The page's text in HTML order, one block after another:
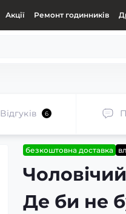
Акції Ремонт годинників
Відгуків 6
безкоштовна доставка
Де би не